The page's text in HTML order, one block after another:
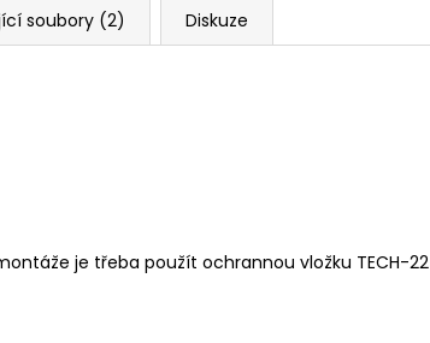
soubory (2) Diskuze
je třeba použít ochrannou vložku TECH-22